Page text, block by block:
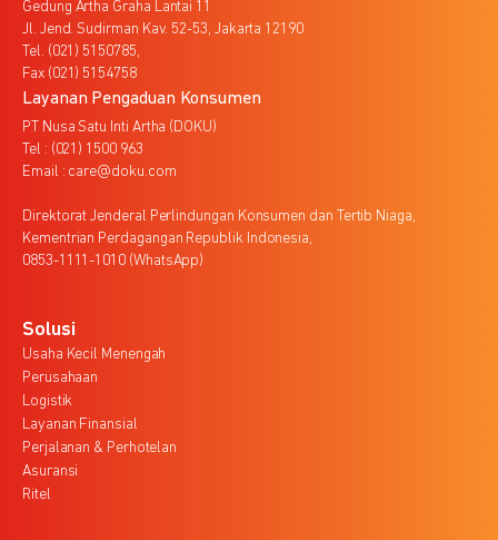
Gedung Artha Graha Lantai 11
Jl. Jend. Sudirman Kav. 52-53, Jakarta 12190
Tel. (021) 5150785,
Fax (021) 5154758
Layanan Pengaduan Konsumen
PT Nusa Satu Inti Artha (DOKU)
Tel : (021) 1500 963
Email : care@doku.com
Direktorat Jenderal Perlindungan Konsumen dan Tertib Niaga,
Kementrian Perdagangan Republik Indonesia,
0853-1111-1010 (WhatsApp)
Solusi
Usaha Kecil Menengah
Perusahaan
Logistik
Layanan Finansial
Perjalanan & Perhotelan
Asuransi
Ritel